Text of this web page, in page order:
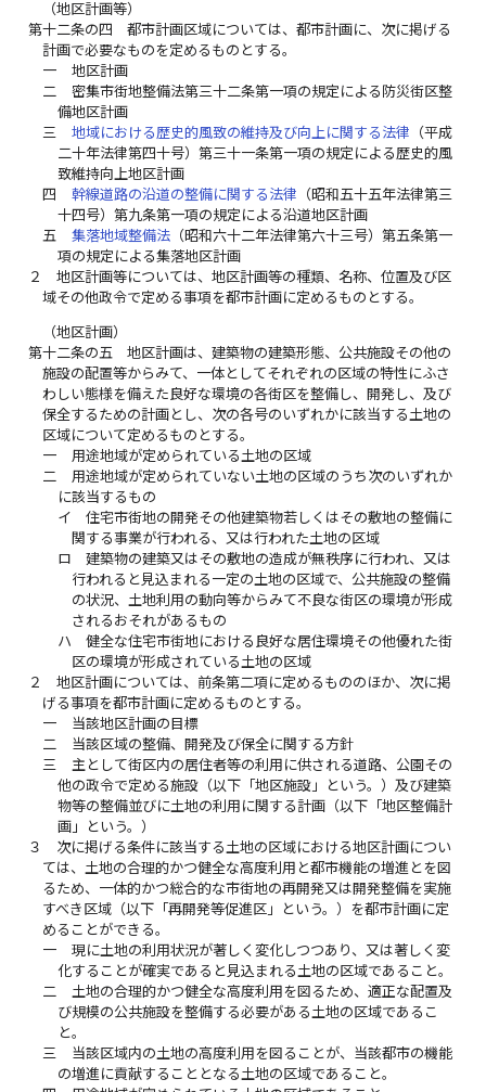
（地区計画等）
第十二条の四
都市計画区域については、都市計画に、次に掲げる
計画で必要なものを定めるものとする。
一
地区計画
二
密集市街地整備法第三十二条第一項の規定による防災街区整
備地区計画
三
地域における歴史的風致の維持及び向上に関する法律 （平成
二十年法律第四十号）第三十一条第一項の規定による歴史的風
致維持向上地区計画
四
幹線道路の沿道の整備に関する法律 （昭和五十五年法律第三
十四号）第九条第一項の規定による沿道地区計画
五
集落地域整備法（昭和六十二年法律第六十三号）第五条第一
項の規定による集落地区計画
２
地区計画等については、地区計画等の種類、名称、位置及び区
域その他政令で定める事項を都市計画に定めるものとする。
（地区計画）
第十二条の五
地区計画は、建築物の建築形態、公共施設その他の
施設の配置等からみて、一体としてそれぞれの区域の特性にふさ
わしい態様を備えた良好な環境の各街区を整備し、開発し、及び
保全するための計画とし、次の各号のいずれかに該当する土地の
区域について定めるものとする。
一
用途地域が定められている土地の区域
二
用途地域が定められていない土地の区域のうち次のいずれか
に該当するもの
イ
住宅市街地の開発その他建築物若しくはその敷地の整備に
関する事業が行われる、又は行われた土地の区域
ロ
建築物の建築又はその敷地の造成が無秩序に行われ、又は
行われると見込まれる一定の土地の区域で、公共施設の整備
の状況、土地利用の動向等からみて不良な街区の環境が形成
されるおそれがあるもの
ハ
健全な住宅市街地における良好な居住環境その他優れた街
区の環境が形成されている土地の区域
２
地区計画については、前条第二項に定めるもののほか、次に掲
げる事項を都市計画に定めるものとする。
一
当該地区計画の目標
二
当該区域の整備、開発及び保全に関する方針
三
主として街区内の居住者等の利用に供される道路、公園その
他の政令で定める施設（以下「地区施設」という。）及び建築
物等の整備並びに土地の利用に関する計画（以下「地区整備計
画」という。）
３
次に掲げる条件に該当する土地の区域における地区計画につい
ては、土地の合理的かつ健全な高度利用と都市機能の増進とを図
るため、一体的かつ総合的な市街地の再開発又は開発整備を実施
すべき区域（以下「再開発等促進区」という。）を都市計画に定
めることができる。
一
現に土地の利用状況が著しく変化しつつあり、又は著しく変
化することが確実であると見込まれる土地の区域であること。
二
土地の合理的かつ健全な高度利用を図るため、適正な配置及
び規模の公共施設を整備する必要がある土地の区域であるこ
と。
三
当該区域内の土地の高度利用を図ることが、当該都市の機能
の増進に貢献することとなる土地の区域であること。